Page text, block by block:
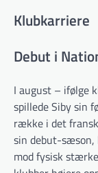
Klubkarriere
Debut i
I august – ifølge
spillede Siby sin
række i det
sin debut-
mod fysisk